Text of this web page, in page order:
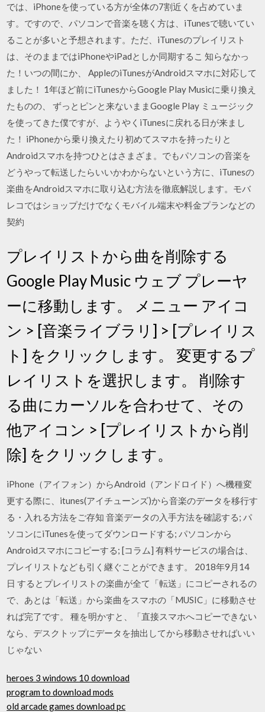
では、iPhoneを使っている方が全体の7割近くを占めていま
す。ですので、パソコンで音楽を聴く方は、iTunesで聴いてい
ることが多いと予想されます。ただ、iTunesのプレイリスト
は、そのままではiPhoneやiPadとしか同期するこ 知らなかっ
た！いつの間にか、 AppleのiTunesがAndroidスマホに対応して
ました！ 1年ほど前にiTunesからGoogle Play Musicに乗り換え
たものの、 ずっとピンと来ないままGoogle Play ミュージック
を使ってきた僕ですが、ようやくiTunesに戻れる日が来まし
た！ iPhoneから乗り換えたり初めてスマホを持ったりと
Androidスマホを持つひとはさまざま。でもパソコンの音楽を
どうやって転送したらいいかわからないという方に、iTunesの
楽曲をAndroidスマホに取り込む方法を徹底解説します。モバ
レコではショップだけでなくモバイル端末や料金プランなどの
契約
プレイリストから曲を削除する
Google Play Music ウェブ プレーヤ
ーに移動します。 メニュー アイコ
ン > [音楽ライブラリ] > [プレイリス
ト] をクリックします。 変更するプ
レイリストを選択します。 削除す
る曲にカーソルを合わせて、その
他アイコン > [プレイリストから削
除] をクリックします。
iPhone（アイフォン）からAndroid（アンドロイド）へ機種変
更する際に、itunes(アイチューンズ)から音楽のデータを移行す
る・入れる方法をご存知 音楽データの入手方法を確認する; パ
ソコンにiTunesを使ってダウンロードする; パソコンから
Androidスマホにコピーする; [コラム] 有料サービスの場合は、
プレイリストなども引く継ぐことができます。 2018年9月14
日 するとプレイリストの楽曲が全て「転送」にコピーされるの
で、あとは「転送」から楽曲をスマホの「MUSIC」に移動させ
れば完了です。 種を明かすと、「直接スマホへコピーできない
なら、デスクトップにデータを抽出してから移動させればいい
じゃない
heroes 3 windows 10 download
program to download mods
old arcade games download pc